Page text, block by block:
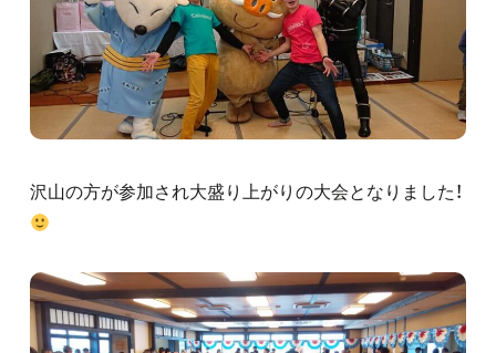
沢山の方が参加され大盛り上がりの大会となりました！